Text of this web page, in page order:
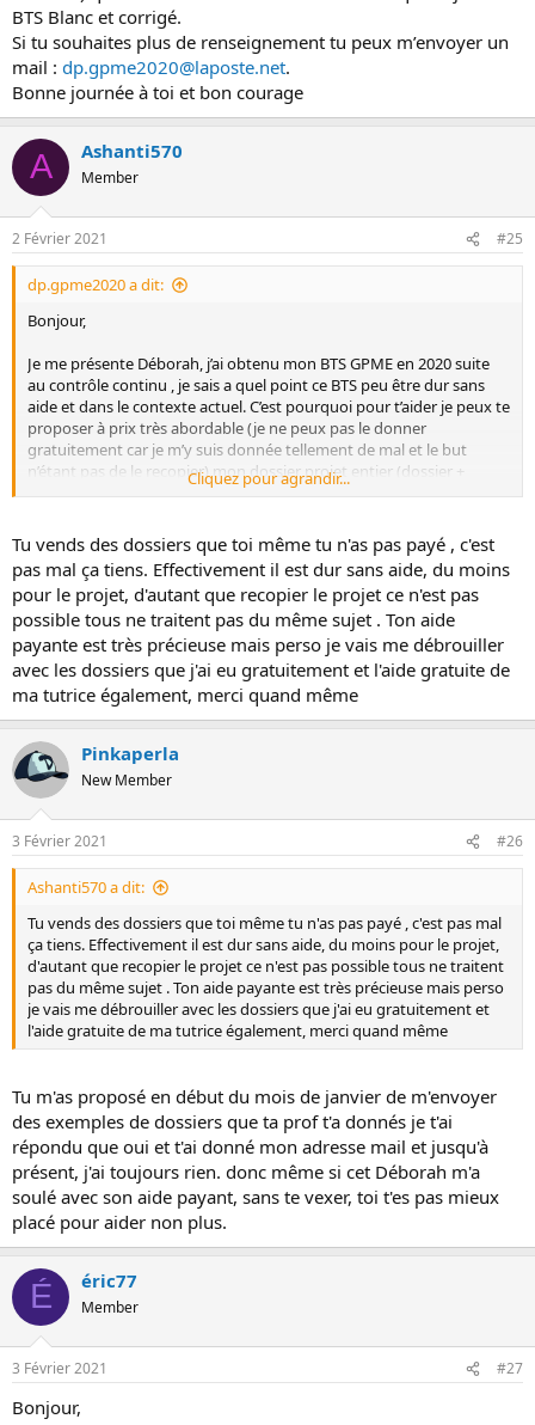
BTS Blanc et corrigé.
Si tu souhaites plus de renseignement tu peux m’envoyer un
mail : dp.gpme2020@laposte.net.
Bonne journée à toi et bon courage
A Ashanti570
Member
2 Février 2021 #25
dp.gpme2020 a dit:
Bonjour,
Je me présente Déborah, j’ai obtenu mon BTS GPME en 2020 suite
au contrôle continu , je sais a quel point ce BTS peu être dur sans
aide et dans le contexte actuel. C’est pourquoi pour t’aider je peux te
proposer à prix très abordable (je ne peux pas le donner
gratuitement car je m’y suis donnée tellement de mal et le but
n’étant pas de le recopier) mon dossier projet entier (dossier +
annexe) ainsi que 2 dossiers projet (sans annexes) que mes
Si tu souhaites plus de renseignement tu peux m’envoyer un mail :
dp.gpme2020@laposte.net.
Bonne journée à toi et bon courage
Cliquez pour agrandir...
Tu vends des dossiers que toi même tu n'as pas payé , c'est
pas mal ça tiens. Effectivement il est dur sans aide, du moins
pour le projet, d'autant que recopier le projet ce n'est pas
possible tous ne traitent pas du même sujet . Ton aide
payante est très précieuse mais perso je vais me débrouiller
avec les dossiers que j'ai eu gratuitement et l'aide gratuite de
ma tutrice également, merci quand même
Pinkaperla
New Member
3 Février 2021 #26
Ashanti570 a dit:
Tu vends des dossiers que toi même tu n'as pas payé , c'est pas mal
ça tiens. Effectivement il est dur sans aide, du moins pour le projet,
d'autant que recopier le projet ce n'est pas possible tous ne traitent
pas du même sujet . Ton aide payante est très précieuse mais perso
je vais me débrouiller avec les dossiers que j'ai eu gratuitement et
l'aide gratuite de ma tutrice également, merci quand même
Tu m'as proposé en début du mois de janvier de m'envoyer
des exemples de dossiers que ta prof t'a donnés je t'ai
répondu que oui et t'ai donné mon adresse mail et jusqu'à
présent, j'ai toujours rien. donc même si cet Déborah m'a
soulé avec son aide payant, sans te vexer, toi t'es pas mieux
placé pour aider non plus.
É éric77
Member
3 Février 2021 #27
Bonjour,